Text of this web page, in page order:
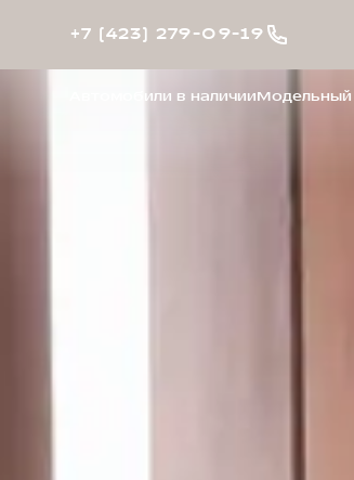
+7 (423) 279-09-19
Автомобили в наличииМодельный